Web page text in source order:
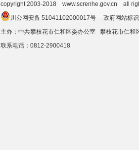
copyright 2003-2018 www.screnhe.gov.cn all
川公网安备 51041102000017号 政府网站
主办：中共攀枝花市仁和区委办公室 攀枝花市仁
联系电话：0812-2900418